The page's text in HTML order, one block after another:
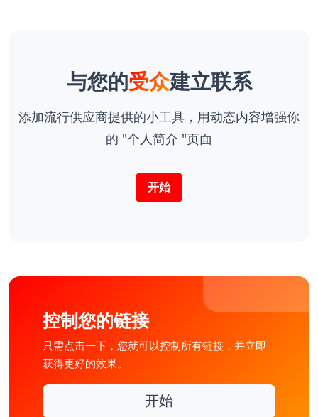
与您的受众建立联系
添加流行供应商提供的小工具，用动态内容增强你
的 "个人简介 "页面
开始
控制您的链接
只需点击一下，您就可以控制所有链接，并立即
获得更好的效果。
开始